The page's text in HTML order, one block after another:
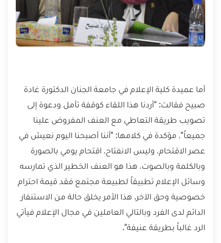
أما عميدة كلية الإعلام في جامعة الجنان الدكتورة غادة
صبيح فقالت: "أردنا هذا اللقاء كوقفة تأمل ودعوة إلى
تصويب طريقة التعاطي مع العنف المفروض علينا
جميعاً"، مؤكدة في كلامها: "أننا أصبحنا اليوم نعيش في
عصر الاقتحام، وليس الانفتاح، اقتحام يومي بالصورة
وبالكلمة وبالصوت، هذا هو العنف الخطير الذي تمارسه
وسائل الإعلام تطبيقاً لطبيعة مجتمع فقد قيمة احترام
خصوصية وحق الآخر. هذا الأمر يخلق حالة من الاستنفار
الدائم لدى الفرد وبالتالي العاملين في مجال الإعلام فيأتي
الرد غالباً بطريقة عنيفة".